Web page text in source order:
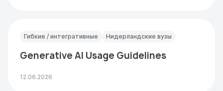
Гибкие / интегративные Нидерландские вузы
Generative AI Usage Guidelines
12.06.2026